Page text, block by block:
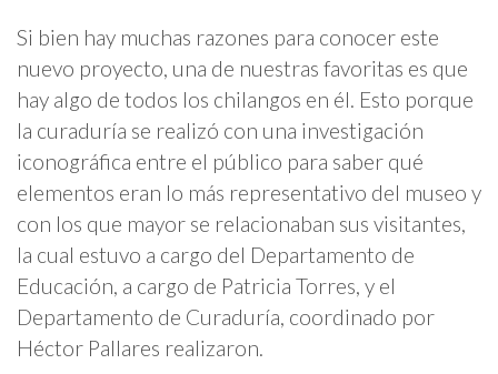
Si bien hay muchas razones para conocer este
nuevo proyecto, una de nuestras favoritas es que
hay algo de todos los chilangos en él. Esto porque
la curaduría se realizó con una investigación
iconográfica entre el público para saber qué
elementos eran lo más representativo del museo y
con los que mayor se relacionaban sus visitantes,
la cual estuvo a cargo del Departamento de
Educación, a cargo de Patricia Torres, y el
Departamento de Curaduría, coordinado por
Héctor Pallares realizaron.